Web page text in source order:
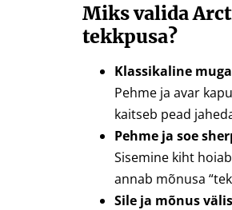
Miks valida
tekkpusa?
Klassikaline
Pehme ja avar
kaitseb pead
Pehme ja soe
Sisemine kiht
annab mõnusa
Sile ja mõnus